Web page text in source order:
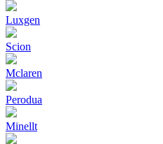
Luxgen
Scion
Mclaren
Perodua
Minellt